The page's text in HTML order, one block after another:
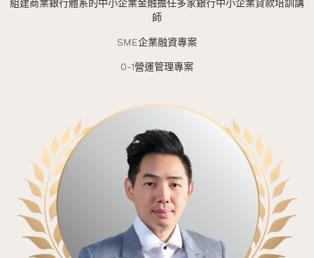
組建商業銀行體系的中小企業金融擔任多家銀行中小企業貸款培訓講
師
SME企業融資專案
0-1營運管理專案